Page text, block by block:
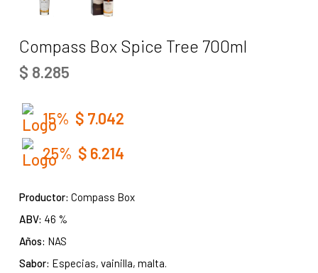
Compass Box Spice Tree 700ml
$ 8.285
15% $ 7.042
25% $ 6.214
Productor: Compass Box
ABV: 46 %
Años: NAS
Sabor: Especias, vainilla, malta.